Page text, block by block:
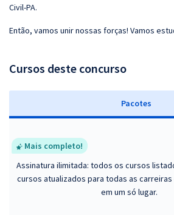
Civil-PA.
Então, vamos unir nossas forças! Vamos
Cursos deste concurso
Pacotes
Mais completo!
Assinatura ilimitada: todos os cursos
cursos atualizados para todas as
em um só lugar.